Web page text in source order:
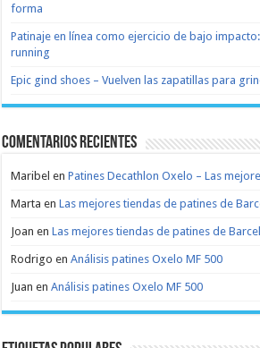
forma
Patinaje en línea como ejercicio de bajo
running
Epic gind shoes – Vuelven las zapatillas para
Comentarios recientes
Maribel enPatines Decathlon Oxelo – Las
Marta enLas mejores tiendas de patines de
Joan enLas mejores tiendas de patines de
Rodrigo enAnálisis patines Oxelo MF 500
Juan enAnálisis patines Oxelo MF 500